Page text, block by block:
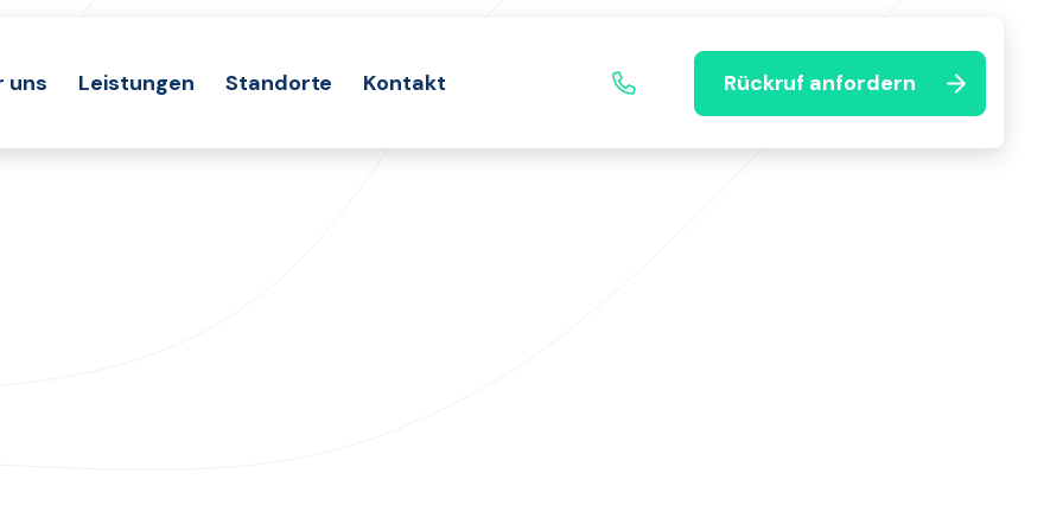
uns Leistungen Standorte Kontakt  Rückruf anfordern